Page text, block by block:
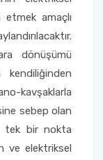
amaçlı
dönüşümü
kendiliğinden
kavşaklarla
sebep olan
tek bir nokta
ve elektriksel